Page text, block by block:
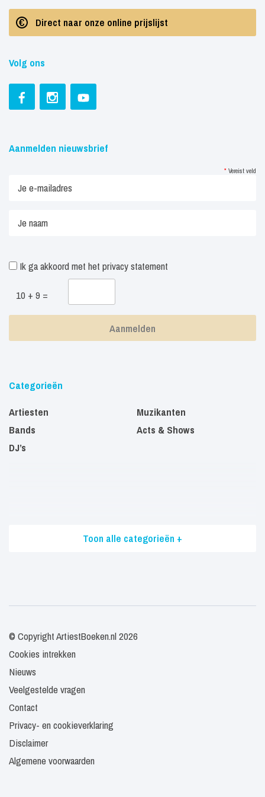
Direct naar onze online prijslijst
Volg ons
Aanmelden nieuwsbrief
* Vereist veld
Ik ga akkoord met het privacy statement
10 + 9 =
Categorieën
Artiesten
Bands
DJ’s
Muzikanten
Acts & Shows
Toon alle categorieën +
© Copyright ArtiestBoeken.nl 2026
Cookies intrekken
Nieuws
Veelgestelde vragen
Contact
Privacy- en cookieverklaring
Disclaimer
Algemene voorwaarden